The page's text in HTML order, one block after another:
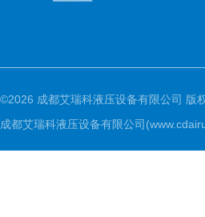
©2026 成都艾瑞科液压设备有限公司 版
成都艾瑞科液压设备有限公司